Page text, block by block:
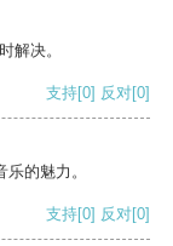
解决。
支持[0] 反对[0]
的魅力。
支持[0] 反对[0]